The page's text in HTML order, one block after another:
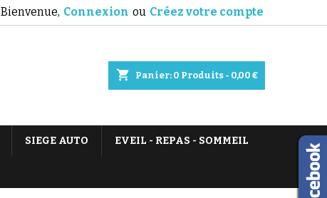
Bienvenue, Connexion ou Créez votre compte
shopping_cart Panier: 0 Produits - 0,00 €
SIEGE AUTO EVEIL - REPAS - SOMMEIL